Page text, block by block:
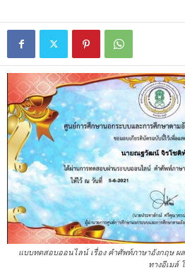
แบบทดสอบออนไลน์ เรื่อง คำศัพท์ภาษาอังกฤษ ผ
ทางอีเมล์